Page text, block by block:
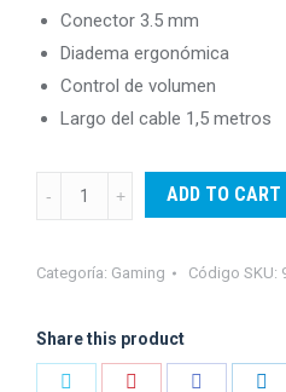
Conector 3.5 mm
Diadema ergonómica
Control de volumen
Largo del cable 1,5 metros
Diadema
Marca
808
ADD TO CART
Categoría: Gaming Código SKU:
Share this product